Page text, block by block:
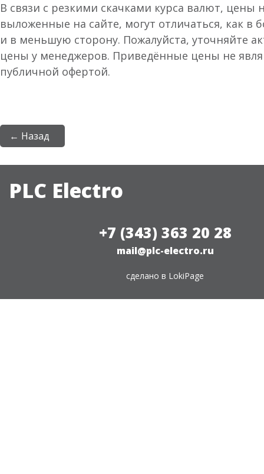
В связи с резкими скачками курса валют, цены
выложенные на сайте, могут отличаться, как в
и в меньшую сторону. Пожалуйста, уточняйте
цены у менеджеров. Приведённые цены не
публичной офертой.
← Назад
PLC Electro
+7 (343) 363 20 28
mail@plc-electro.ru
сделано в LokiPage